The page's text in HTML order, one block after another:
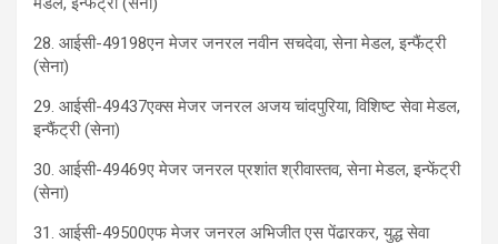
28. आईसी-49198एन मेजर जनरल नवीन सचदेवा, सेना मेडल, इन्फैंट्री
(सेना)
29. आईसी-49437एक्स मेजर जनरल अजय चांदपुरिया, विशिष्ट सेवा मेडल,
इन्फैंट्री (सेना)
30. आईसी-49469ए मेजर जनरल प्रशांत श्रीवास्तव, सेना मेडल, इन्फेंट्री
(सेना)
31. आईसी-49500एफ मेजर जनरल अभिजीत एस पेंढारकर, युद्ध सेवा